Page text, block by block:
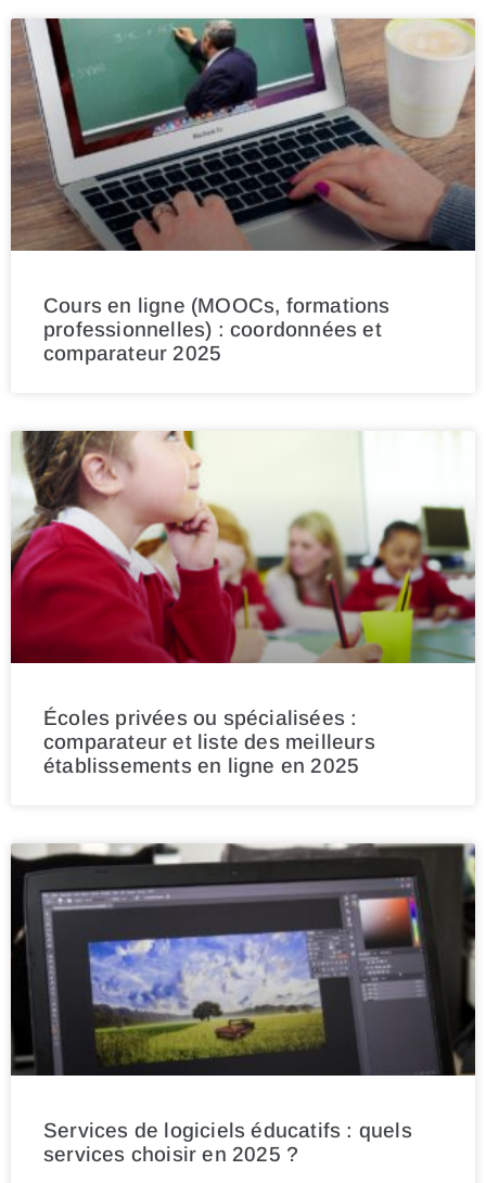
Cours en ligne (MOOCs, formations
professionnelles) : coordonnées et
comparateur 2025
Écoles privées ou spécialisées :
comparateur et liste des meilleurs
établissements en ligne en 2025
Services de logiciels éducatifs : quels
services choisir en 2025 ?